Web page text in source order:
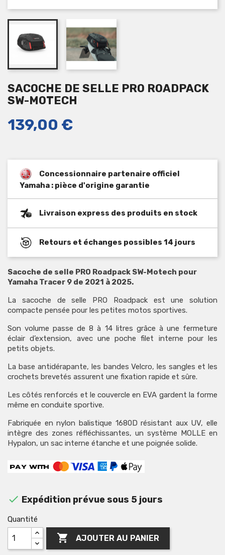
SACOCHE DE SELLE PRO ROADPACK
SW-MOTECH
139,00 €
Concessionnaire partenaire officiel
Yamaha : pièce d'origine garantie
Livraison express des produits en stock
Retours et échanges possibles 14 jours
Sacoche de selle PRO Roadpack SW-Motech pour
Yamaha Tracer 9 de 2021 à 2025.
La sacoche de selle PRO Roadpack est une solution
compacte pensée pour les petites motos sportives.
Son volume passe de 8 à 14 litres grâce à une fermeture
éclair d’extension, avec une poche filet interne pour les
petits objets.
La base antidérapante, les bandes Velcro, les sangles et les
crochets brevetés assurent une fixation rapide et sûre.
Les côtés renforcés et le couvercle en EVA gardent la forme
même en conduite sportive.
Fabriquée en nylon balistique 1680D résistant aux UV, elle
intègre des zones réfléchissantes, un système MOLLE en
Hypalon, un sac interne étanche et une poignée solide.
 Expédition prévue sous 5 jours
Quantité
 AJOUTER AU PANIER